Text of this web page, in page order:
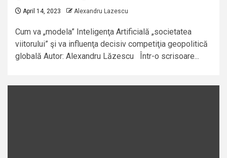
April 14, 2023 Alexandru Lazescu
Cum va „modela” Inteligenţa Artificială „societatea
viitorului” şi va influenţa decisiv competiţia geopolitică
globală Autor: Alexandru Lăzescu Într-o scrisoare...